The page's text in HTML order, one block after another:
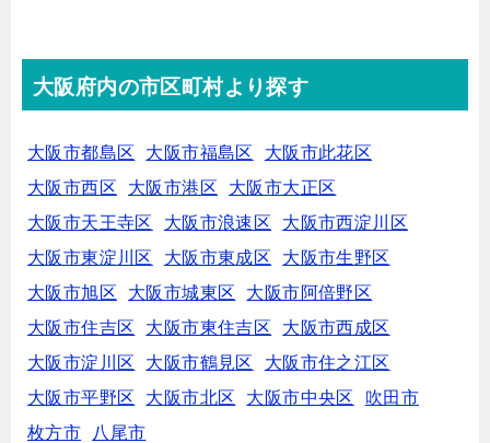
大阪府内の市区町村より探す
大阪市都島区 大阪市福島区
大阪市此花区
大阪市西区
大阪市港区
大阪市大正区
大阪市天王寺区
大阪市浪速区
大阪市西淀川区
大阪市東淀川区
大阪市東成区
大阪市生野区
大阪市旭区
大阪市城東区
大阪市阿倍野区
大阪市住吉区
大阪市東住吉区
大阪市西成区
大阪市淀川区
大阪市鶴見区
大阪市住之江区
大阪市平野区
大阪市北区 大阪市中央区
吹田市
枚方市
八尾市